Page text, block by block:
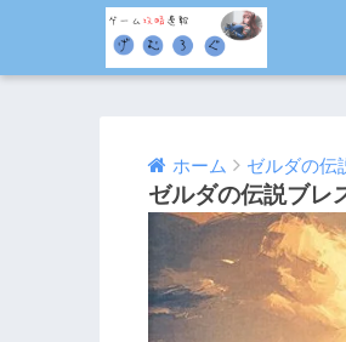
ホーム ゼルダの伝
ゼルダの伝説ブレ
2017/03/12